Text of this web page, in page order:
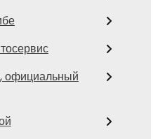
официальный